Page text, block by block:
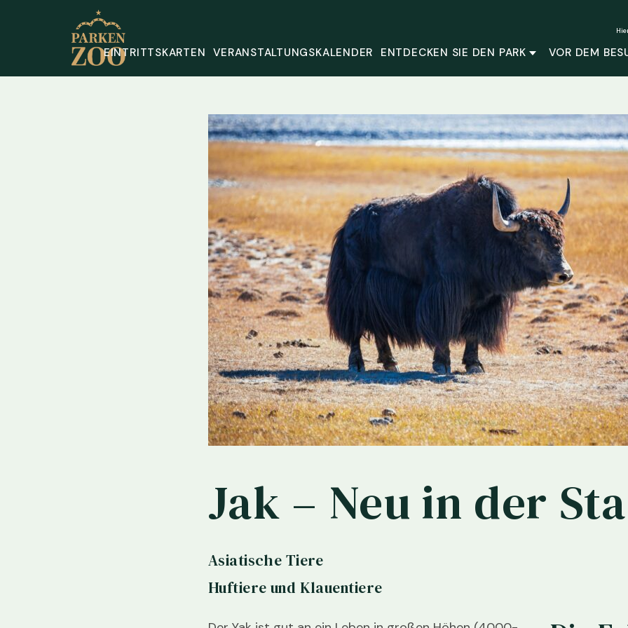
EINTRITTSKARTEN VERANSTALTUNGSKALENDER ENTDECKEN SIE DEN PARK VOR DEM
Jak – Neu in der
Asiatische Tiere
Huftiere und Klauentiere